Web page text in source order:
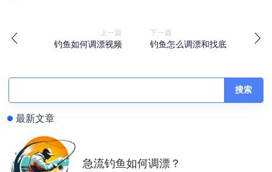
上一篇
钓鱼如何调漂视频
下一篇
钓鱼怎么调漂和找底
搜索
最新文章
急流钓鱼如何调漂？